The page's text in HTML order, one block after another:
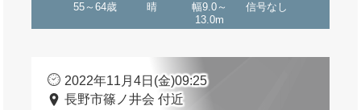
55～64歳 晴
幅9.0～
13.0m
信号なし
2022年11月4日(金)09:25
長野市篠ノ井会 付近